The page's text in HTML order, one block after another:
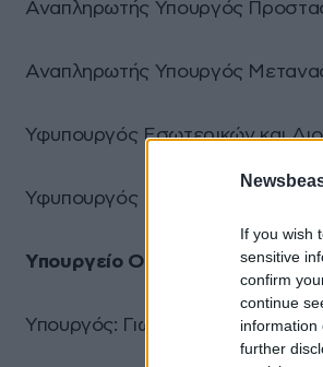
If you wish
sensitive
confirm
continue
information
further
Αναπληρωτής Υπουργός
Αναπληρωτής Υπουργός
Υφυπουργός Εσωτερικών και
Υφυπουργός Μακεδονίας-
Υπουργείο Οικονομίας,
Υπουργός: Γιώργος Σταθάκης